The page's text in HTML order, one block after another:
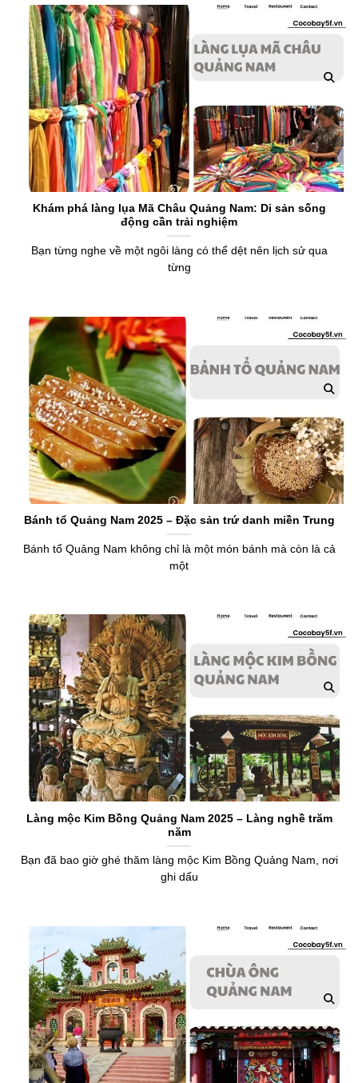
Khám phá làng lụa Mã Châu Quảng Nam: Di sản sống
động cần trải nghiệm
Bạn từng nghe về một ngôi làng có thể dệt nên lịch sử qua
từng
​Bánh tổ Quảng Nam 2025 – Đặc sản trứ danh miền Trung
Bánh tổ Quảng Nam không chỉ là một món bánh mà còn là cả
một
​Làng mộc Kim Bồng Quảng Nam 2025 – Làng nghề trăm
năm
Bạn đã bao giờ ghé thăm làng mộc Kim Bồng Quảng Nam, nơi
ghi dấu